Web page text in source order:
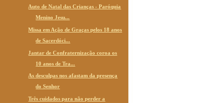
Auto de Natal das Crianças - Paróquia
Menino Jesu...
Missa em Ação de Graças pelos 18 anos
de Sacerdóci...
Jantar de Confraternização coroa os
10 anos de Tra...
As desculpas nos afastam da presença
do Senhor
Três cuidados para não perder a